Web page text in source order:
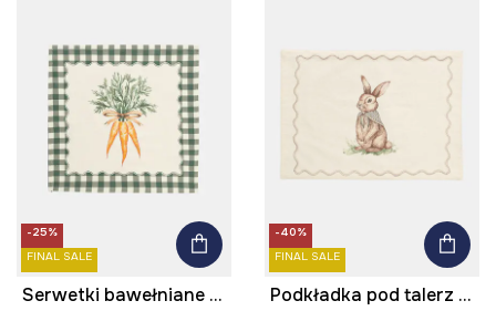
-25%
FINAL SALE
Serwetki bawełniane 40 x 40 cm 2-pack
-40%
FINAL SALE
Podkładka pod talerz bawełniana